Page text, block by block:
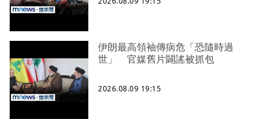
伊朗最高領袖傳病危「恐隨時過
世」 官媒舊片闢謠被抓包
2026.08.09 19:15